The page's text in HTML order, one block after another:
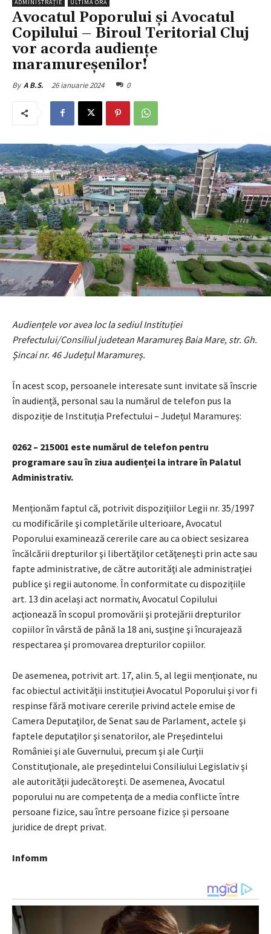
ADMINISTRAȚIE ULTIMA ORĂ
Avocatul Poporului și Avocatul
Copilului – Biroul Teritorial Cluj
vor acorda audiențe
maramureșenilor!
By A B.S. 26 ianuarie 2024 0
Audiențele vor avea loc la sediul Instituției
Prefectului/Consiliul judetean Maramureş Baia Mare, str. Gh.
Şincai nr. 46 Județul Maramureș.
În acest scop, persoanele interesate sunt invitate să înscrie
în audiență, personal sau la numărul de telefon pus la
dispoziție de Instituția Prefectului – Județul Maramureș:
0262 – 215001 este numărul de telefon pentru
programare sau în ziua audienței la intrare în Palatul
Administrativ.
Menționăm faptul că, potrivit dispoziţiilor Legii nr. 35/1997
cu modificările şi completările ulterioare, Avocatul
Poporului examinează cererile care au ca obiect sesizarea
încălcării drepturilor şi libertăţilor cetăţeneşti prin acte sau
fapte administrative, de către autorităţi ale administraţiei
publice şi regii autonome. În conformitate cu dispozițiile
art. 13 din același act normativ, Avocatul Copilului
acţionează în scopul promovării şi protejării drepturilor
copiilor în vârstă de până la 18 ani, susţine şi încurajează
respectarea şi promovarea drepturilor copiilor.
De asemenea, potrivit art. 17, alin. 5, al legii menţionate, nu
fac obiectul activităţii instituţiei Avocatul Poporului şi vor fi
respinse fără motivare cererile privind actele emise de
Camera Deputaţilor, de Senat sau de Parlament, actele şi
faptele deputaţilor şi senatorilor, ale Preşedintelui
României şi ale Guvernului, precum şi ale Curţii
Constituţionale, ale preşedintelui Consiliului Legislativ şi
ale autorităţii judecătoreşti. De asemenea, Avocatul
poporului nu are competenţa de a media conflicte între
persoane fizice, sau între persoane fizice și persoane
juridice de drept privat.
Infomm